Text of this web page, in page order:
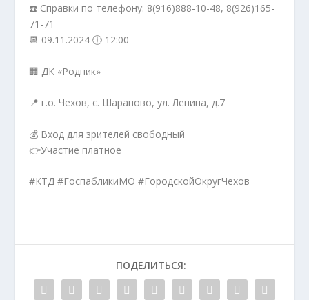
☎️ Справки по телефону: 8(916)888-10-48, 8(926)165-
71-71
📆 09.11.2024 🕕 12:00
🏢 ДК «Родник»
📍 г.о. Чехов, с. Шарапово, ул. Ленина, д.7
💰 Вход для зрителей свободный
👉Участие платное
#КТД #ГоспабликиМО #ГородскойОкругЧехов
ПОДЕЛИТЬСЯ: